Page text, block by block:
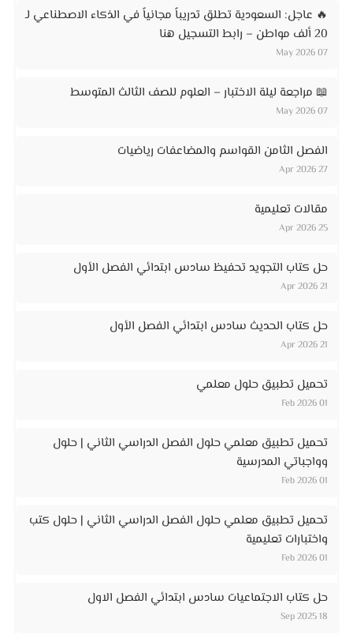
🔥 عاجل: السعودية تطلق تدريباً مجانياً في الذكاء الاصطناعي لـ
20 ألف مواطن – رابط التسجيل هنا
07 May 2026
📖 مراجعة ليلة الاختبار – العلوم للصف الثالث المتوسط
07 May 2026
الفصل الثامن القواسم والمضاعفات رياضيات
27 Apr 2026
مقالات تعليمية
25 Apr 2026
حل كتاب التجويد تحفيظ سادس ابتدائي الفصل الأول
21 Apr 2026
حل كتاب الحديث سادس ابتدائي الفصل الأول
21 Apr 2026
تحميل تطبيق حلول معلمي
01 Feb 2026
تحميل تطبيق معلمي حلول الفصل الدراسي الثاني | حلول
وواجباتي المدرسية
01 Feb 2026
تحميل تطبيق معلمي حلول الفصل الدراسي الثاني | حلول كتب
واختبارات تعليمية
01 Feb 2026
حل كتاب الاجتماعيات سادس ابتدائي الفصل الاول
18 Sep 2025